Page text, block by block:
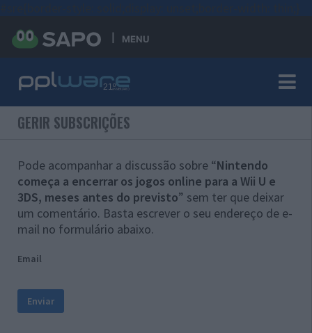
MENU
GERIR SUBSCRIÇÕES
Pode acompanhar a discussão sobre “Nintendo
começa a encerrar os jogos online para a Wii U e
3DS, meses antes do previsto” sem ter que deixar
um comentário. Basta escrever o seu endereço de e-
mail no formulário abaixo.
Email